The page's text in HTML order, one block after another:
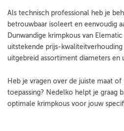
Als technisch professional heb je
betrouwbaar isoleert en eenvoudig
Dunwandige krimpkous van
uitstekende prijs-
uitgebreid assortiment diameters en
Heb je vragen over de juiste maat
toepassing? Nedelko helpt je graag
optimale krimpkous voor jouw